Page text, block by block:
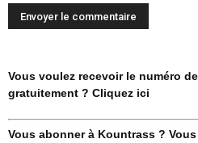
Vous voulez recevoir le numéro
gratuitement ? Cliquez ici
Vous abonner à Kountrass ?